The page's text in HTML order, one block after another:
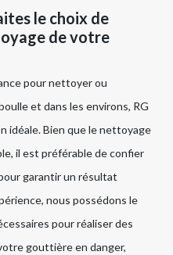
le choix de
de votre
pour nettoyer ou
et dans les environs, RG
idéale. Bien que le nettoyage
il est préférable de confier
garantir un résultat
nous possédons le
pour réaliser des
gouttière en danger,